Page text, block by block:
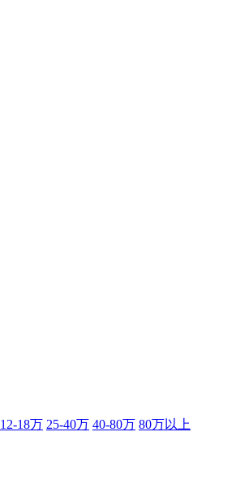
12-18万 25-40万 40-80万 80万以上